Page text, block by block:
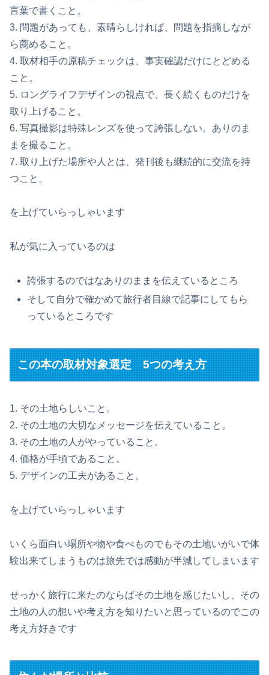
言葉で書くこと。
3. 問題があっても、素晴らしければ、問題を指摘しなが
ら薦めること。
4. 取材相手の原稿チェックは、事実確認だけにとどめる
こと。
5. ロングライフデザインの視点で、長く続くものだけを
取り上げること。
6. 写真撮影は特殊レンズを使って誇張しない。ありのま
まを撮ること。
7. 取り上げた場所や人とは、発刊後も継続的に交流を持
つこと。
を上げていらっしゃいます
私が気に入っているのは
誇張するのではなありのままを伝えているところ
そして自分で確かめて旅行者目線で記事にしてもら
っているところです
この本の取材対象選定 5つの考え方
1. その土地らしいこと。
2. その土地の大切なメッセージを伝えていること。
3. その土地の人がやっていること。
4. 価格が手頃であること。
5. デザインの工夫があること。
を上げていらっしゃいます
いくら面白い場所や物や食べものでもその土地いがいで体
験出来てしまうものは旅先では感動が半減してしまいます
せっかく旅行に来たのならばその土地を感じたいし、その
土地の人の想いや考え方を知りたいと思っているのでこの
考え方好きです